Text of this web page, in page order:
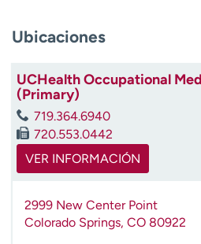
rUbicaciones
UCHealth Occupational
(Primary)
719.364.6940
720.553.0442
VER INFORMACIÓN
2999 New Center Point
Colorado Springs, CO 80922